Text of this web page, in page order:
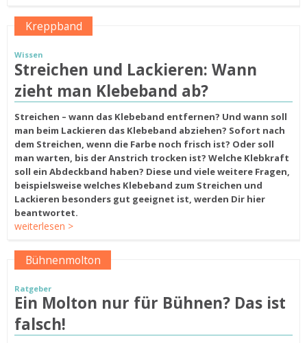
Wissen
Kreppband
Streichen und Lackieren: Wann
zieht man Klebeband ab?
Streichen – wann das Klebeband entfernen? Und wann soll
man beim Lackieren das Klebeband abziehen? Sofort nach
dem Streichen, wenn die Farbe noch frisch ist? Oder soll
man warten, bis der Anstrich trocken ist? Welche Klebkraft
soll ein Abdeckband haben? Diese und viele weitere Fragen,
beispielsweise welches Klebeband zum Streichen und
Lackieren besonders gut geeignet ist, werden Dir hier
beantwortet.
weiterlesen >
Ratgeber
Bühnenmolton
Ein Molton nur für Bühnen? Das ist
falsch!